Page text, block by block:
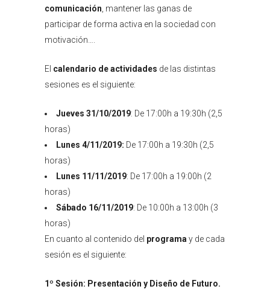
comunicación, mantener las ganas de
participar de forma activa en la sociedad con
motivación….
El calendario de actividades de las distintas
sesiones es el siguiente:
Jueves 31/10/2019: De 17:00h a 19:30h (2,5
horas)
Lunes 4/11/2019: De 17:00h a 19:30h (2,5
horas)
Lunes 11/11/2019: De 17:00h a 19:00h (2
horas)
Sábado 16/11/2019: De 10:00h a 13:00h (3
horas)
En cuanto al contenido del programay de cada
sesión es el siguiente:
1º Sesión: Presentación y Diseño de Futuro.